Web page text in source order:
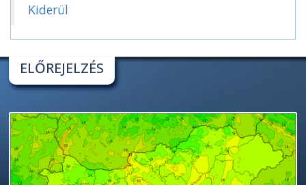
Kiderül
ELŐREJELZÉS